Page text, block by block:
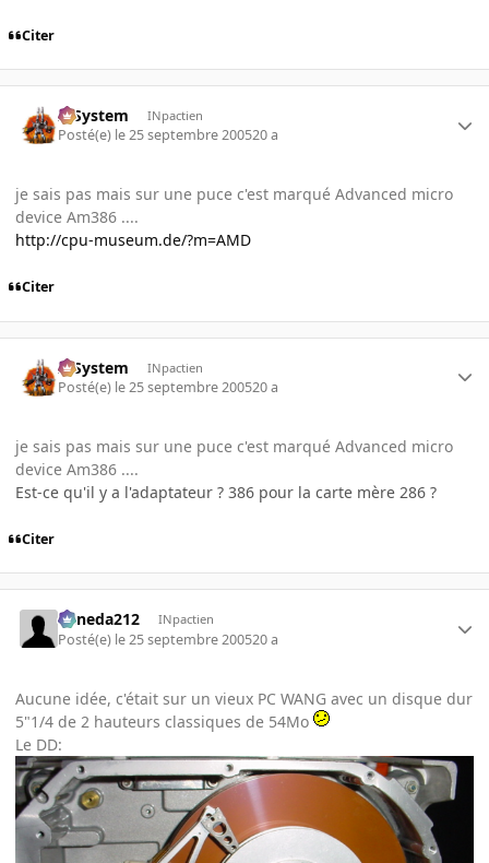
Citer
X-System INpactien
Posté(e) le 25 septembre 200520 a
je sais pas mais sur une puce c'est marqué Advanced micro
device Am386 ....
http://cpu-museum.de/?m=AMD
Citer
X-System INpactien
Posté(e) le 25 septembre 200520 a
je sais pas mais sur une puce c'est marqué Advanced micro
device Am386 ....
Est-ce qu'il y a l'adaptateur ? 386 pour la carte mère 286 ?
Citer
keneda212 INpactien
Posté(e) le 25 septembre 200520 a
Aucune idée, c'était sur un vieux PC WANG avec un disque dur
5"1/4 de 2 hauteurs classiques de 54Mo
Le DD: